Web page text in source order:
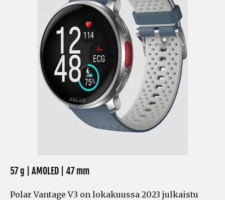
57 g | AMOLED | 47 mm
Polar Vantage V3 on lokakuussa 2023 julkaistu